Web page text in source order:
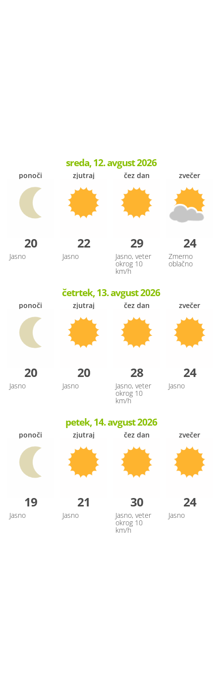
sreda, 12. avgust 2026
ponoči
20
Jasno
zjutraj
22
Jasno
čez dan
29
Jasno, veter
okrog 10
km/h
zvečer
24
Zmerno
oblačno
četrtek, 13. avgust 2026
ponoči
20
Jasno
zjutraj
20
Jasno
čez dan
28
Jasno, veter
okrog 10
km/h
zvečer
24
Jasno
petek, 14. avgust 2026
ponoči
19
Jasno
zjutraj
21
Jasno
čez dan
30
Jasno, veter
okrog 10
km/h
zvečer
24
Jasno